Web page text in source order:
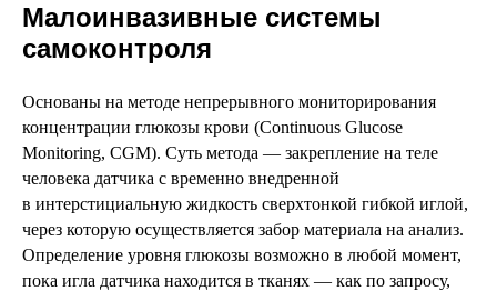
Малоинвазивные системы
самоконтроля
Основаны на методе непрерывного мониторирования
концентрации глюкозы крови (Continuous Glucose
Monitoring, CGM). Суть метода — закрепление на теле
человека датчика с временно внедренной
в интерстициальную жидкость сверхтонкой гибкой иглой,
через которую осуществляется забор материала на анализ.
Определение уровня глюкозы возможно в любой момент,
пока игла датчика находится в тканях — как по запросу,